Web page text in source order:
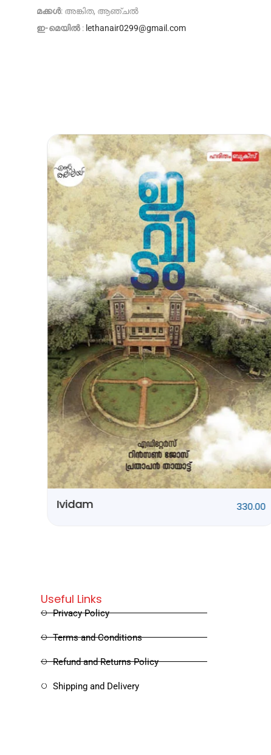
മക്കൾ: അങ്കിത, ആഞ്ചൽ
ഇ-മെയിൽ : lethanair0299@gmail.com
Rithubhethangal 320.00
Useful Links
Privacy Policy
Terms and Conditions
Refund and Returns Policy